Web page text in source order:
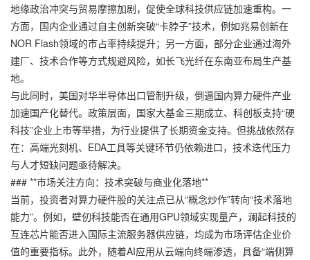
地缘政治冲突与贸易摩擦加剧，促使全球科技供应链加速重构。一
方面，国内企业通过自主创新突破“卡脖子”技术，例如兆易创新在
NOR Flash领域的市占率持续提升；另一方面，部分企业通过海外
建厂、技术合作等方式规避风险，如长飞光纤在东南亚布局生产基
地。
与此同时，美国对华半导体出口管制升级，倒逼国内算力硬件产业
加速国产化替代。政策层面，国家大基金三期成立、科创板支持“硬
科技”企业上市等举措，为行业提供了长期资金支持。但挑战依然存
在：高端光刻机、EDA工具等关键环节仍依赖进口，技术迭代压力
与人才短缺问题亟待解决。
### **市场关注方向：技术突破与商业化落地**
当前，投资者对算力硬件股的关注点已从“概念炒作”转向“技术落地
能力”。例如，壁仞科技能否在通用GPU领域实现量产，澜起科技的
互连芯片能否进入国际主流服务器供应链，均成为市场评估企业价
值的重要指标。此外，随着AI应用从云端向终端渗透，具备“端侧算